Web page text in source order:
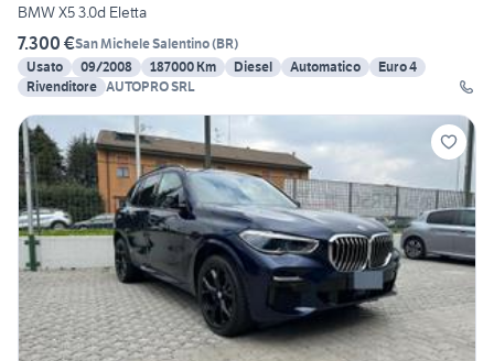
BMW X5 3.0d Eletta
7.300 €San Michele Salentino(BR)
Usato
09/2008 187000 Km Diesel Automatico
Euro 4
Rivenditore AUTOPRO SRL